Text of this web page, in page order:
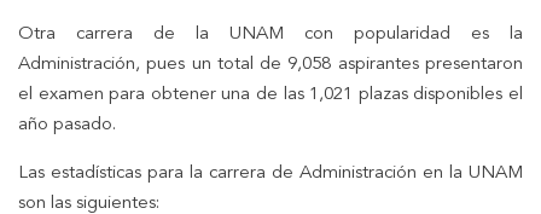
Otra carrera de la UNAM con popularidad es la
Administración, pues un total de 9,058 aspirantes presentaron
el examen para obtener una de las 1,021 plazas disponibles el
año pasado.
Las estadísticas para la carrera de Administración en la UNAM
son las siguientes: